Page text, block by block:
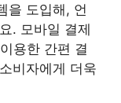
을 도입해, 언
. 모바일 결제
용한 간편 결
비자에게 더욱